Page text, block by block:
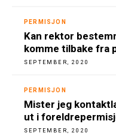
PERMISJON
Kan rektor
komme tilbake fra
SEPTEMBER, 2020
PERMISJON
Mister jeg
ut i
SEPTEMBER, 2020